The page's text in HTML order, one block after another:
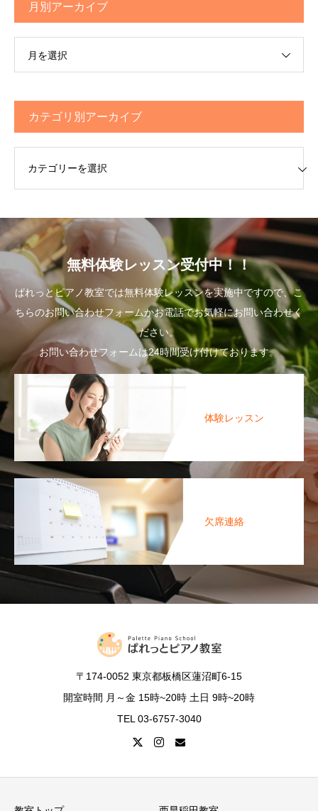
月別アーカイブ
月を選択
カテゴリ別アーカイブ
無料体験レッスン受付中！！
ぱれっとピアノ教室では無料体験レッスンを実施中ですので、こ
ちらのお問い合わせフォームかお電話でお気軽にお問い合わせく
ださい。
お問い合わせフォームは24時間受け付けております。
体験レッスン
欠席連絡
〒174-0052 東京都板橋区蓮沼町6-15
開室時間 月～金 15時~20時 土日 9時~20時
TEL 03-6757-3040